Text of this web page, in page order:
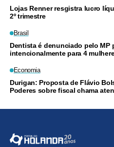
Lojas Renner resgistra lucro
2º trimestre
Brasil
Dentista é denunciado pelo MP
intencionalmente para 4
Economia
Durigan: Proposta de Flávio
Poderes sobre fiscal chama